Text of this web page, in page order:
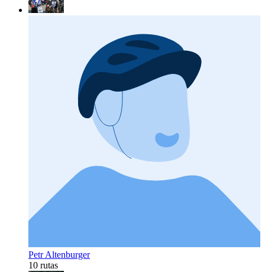
Petr Altenburger
10 rutas